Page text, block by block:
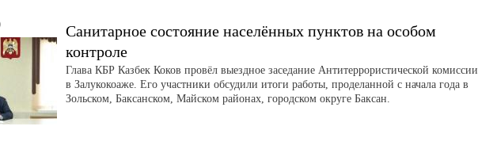
Санитарное состояние населённых пунктов на особом
контроле
Глава КБР Казбек Коков провёл выездное заседание Антитеррористической комиссии
в Залукокоаже. Его участники обсудили итоги работы, проделанной с начала года в
Зольском, Баксанском, Майском районах, городском округе Баксан.